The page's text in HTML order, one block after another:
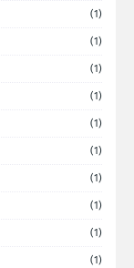
(1)
(1)
(1)
(1)
(1)
(1)
(1)
(1)
(1)
(1)